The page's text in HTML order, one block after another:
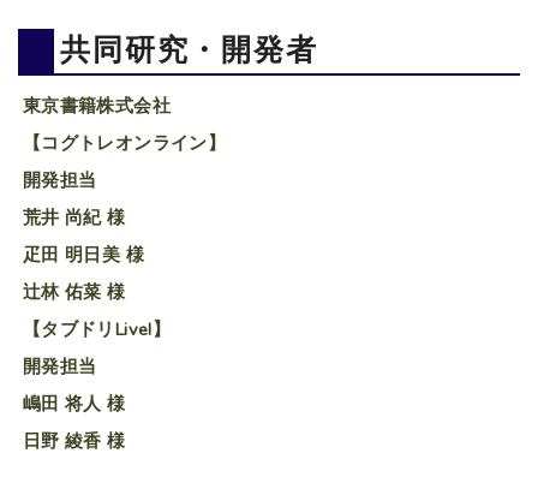
共同研究・開発者
東京書籍株式会社
【コグトレオンライン】
開発担当
荒井 尚紀 様
疋田 明日美 様
辻林 佑菜 様
【タブドリLive!】
開発担当
嶋田 将人 様
日野 綾香 様